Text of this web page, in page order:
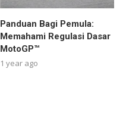
Panduan Bagi Pemula:
Memahami Regulasi Dasar
MotoGP™
1 year ago